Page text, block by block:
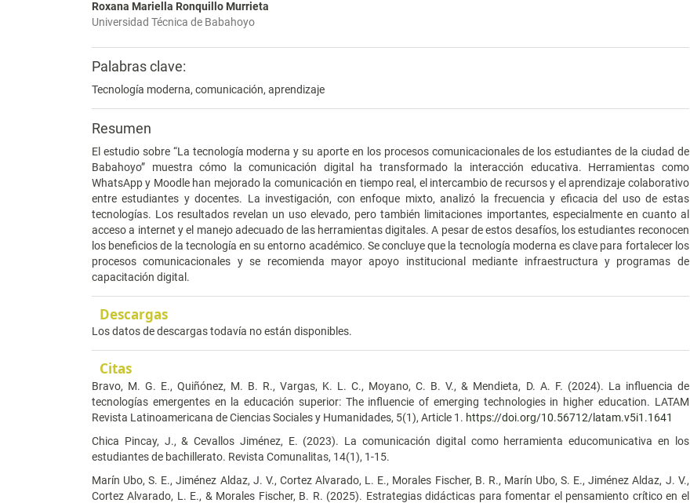
Roxana Mariella Ronquillo Murrieta
Universidad Técnica de Babahoyo
Palabras clave:
Tecnología moderna, comunicación, aprendizaje
Resumen
El estudio sobre “La tecnología moderna y su aporte en los procesos comunicacionales de los estudiantes de la ciudad de
Babahoyo” muestra cómo la comunicación digital ha transformado la interacción educativa. Herramientas como
WhatsApp y Moodle han mejorado la comunicación en tiempo real, el intercambio de recursos y el aprendizaje colaborativo
entre estudiantes y docentes. La investigación, con enfoque mixto, analizó la frecuencia y eficacia del uso de estas
tecnologías. Los resultados revelan un uso elevado, pero también limitaciones importantes, especialmente en cuanto al
acceso a internet y el manejo adecuado de las herramientas digitales. A pesar de estos desafíos, los estudiantes reconocen
los beneficios de la tecnología en su entorno académico. Se concluye que la tecnología moderna es clave para fortalecer los
procesos comunicacionales y se recomienda mayor apoyo institucional mediante infraestructura y programas de
capacitación digital.
Descargas
Los datos de descargas todavía no están disponibles.
Citas
Bravo, M. G. E., Quiñónez, M. B. R., Vargas, K. L. C., Moyano, C. B. V., & Mendieta, D. A. F. (2024). La influencia de
tecnologías emergentes en la educación superior: The influencie of emerging technologies in higher education. LATAM
Revista Latinoamericana de Ciencias Sociales y Humanidades, 5(1), Article 1. https://doi.org/10.56712/latam.v5i1.1641
Chica Pincay, J., & Cevallos Jiménez, E. (2023). La comunicación digital como herramienta educomunicativa en los
estudiantes de bachillerato. Revista Comunalitas, 14(1), 1-15.
Marín Ubo, S. E., Jiménez Aldaz, J. V., Cortez Alvarado, L. E., Morales Fischer, B. R., Marín Ubo, S. E., Jiménez Aldaz, J. V.,
Cortez Alvarado, L. E., & Morales Fischer, B. R. (2025). Estrategias didácticas para fomentar el pensamiento crítico en el